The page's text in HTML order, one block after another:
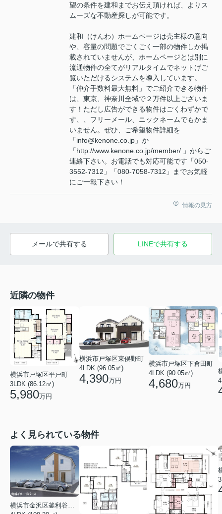
望の条件を建和までお伝え頂ければ、よりス
ムーズな不動産探しが可能です。
建和（けんわ）ホームページは売主様の意向
や、容量の問題でごくごく一部の物件しか掲
載されていませんが、ホームページとは別に
流通物件の全てがリアルタイムでネットげご
覧いただけるシステムを導入しています。
「仲介手数料最大無料」でご紹介できる物件
は、東京、神奈川全域で２万件以上ございま
す！ただし広告ができる物件はごくわずかで
す、、フリーメール、ニックネームでもかま
いません。ぜひ、ご希望物件詳細を
「info@kenone.co.jp」か
「http://www.kenone.co.jp/member/ 」からご
連絡下さい。お電話でも対応可能です「050-
3552-7312」「080-7058-7312」までお気軽
にご一報下さい！
情報の見方
メールで共有する LINEで共有する
近隣の物件
横浜市戸塚区平戸町
3LDK (86.12㎡)
5,980万円
横浜市戸塚区東俣野町
4LDK (96.05㎡)
4,390万円
横浜市戸塚区下倉田町
4LDK (90.05㎡)
4,680万円
よく見られている物件